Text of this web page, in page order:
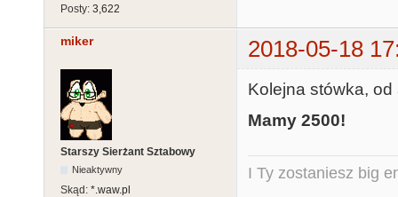
Posty: 3,622
miker 2018-05-18
Starszy Sierżant Sztabowy
Nieaktywny
Skąd: *.waw.pl
Kolejna stówka,
Mamy 2500!
I Ty zostaniesz big